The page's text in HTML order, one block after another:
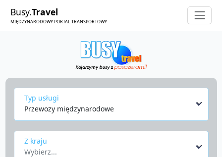
Busy.Travel
MIĘDZYNARODOWY PORTAL TRANSPORTOWY
Typ usługi
Przewozy międzynarodowe
Z kraju
Wybierz...